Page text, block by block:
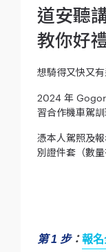
道安聽
教你好
想騎得又快又
2024 年
習合作機車駕
憑本人駕照及
別證件套（數
第 1 步：報